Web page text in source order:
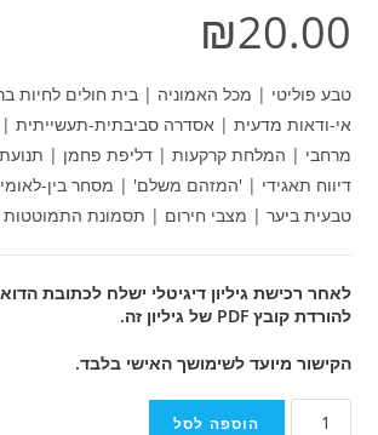
₪
האמוניה | בית חולים לחיות בר | בצורת בצפון |
| אסדרה סביבתית-תעשייתית | זיהום אור | ניטור
קרקעות | דליפת פחמן | תנועת מזהמים בקרקע |
| 'המזהם משלם' | מסחר בין-לאומי | התחדשות
חירום | תסמונת התמוטטות המושבה
דיגיטלי ישלח לכתובת הדוא"ל שלך קישור
לשימושך האישי בלבד.
לסל